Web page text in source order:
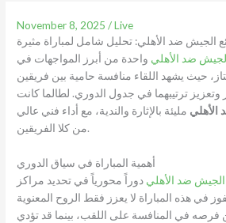
November 8, 2025/Live
الجيش ضد الأهلي: تحليل شامل لمباراة مثيرة
ضد الأهلي واحدة من أبرز المواجهات في
حيث يشهد اللقاء منافسة حامية بين فريقين
وتعزيز ترتيبهما في جدول الدوري. لطالما كانت
الأهلي مليئة بالإثارة والندية، مع أداء فني عالي
من كلا الفريقين.
أهمية المباراة في سياق الدوري
الجيش ضد الأهلي دوراً محورياً في تحديد مراكز
في هذه المباراة لا يعزز فقط الروح المعنوية
فرصه في المنافسة على اللقب، بينما قد تؤدي